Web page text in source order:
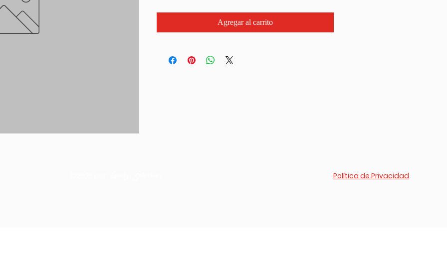
Agregar al carrito
Política de Privacidad